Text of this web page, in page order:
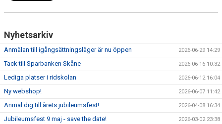
MEDLEMSKAP
STÖTTA TORNS
Nyhetsarkiv
Anmälan till igångsättningsläger är nu öppen 2026-06-29 14:29
Tack till Sparbanken Skåne 2026-06-16 10:32
Lediga platser i ridskolan 2026-06-12 16:04
Ny webshop! 2026-06-07 11:42
Anmäl dig till årets jubileumsfest! 2026-04-08 16:34
Jubileumsfest 9 maj - save the date! 2026-03-02 23:38